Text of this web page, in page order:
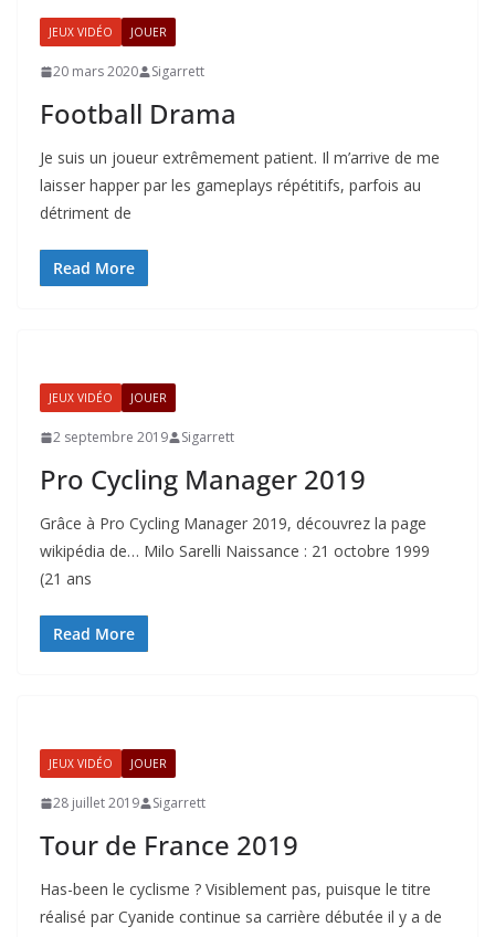
JEUX VIDÉO JOUER
20 mars 2020 Sigarrett
Football Drama
Je suis un joueur extrêmement patient. Il m’arrive de me
laisser happer par les gameplays répétitifs, parfois au
détriment de
Read More
JEUX VIDÉO JOUER
2 septembre 2019 Sigarrett
Pro Cycling Manager 2019
Grâce à Pro Cycling Manager 2019, découvrez la page
wikipédia de… Milo Sarelli Naissance : 21 octobre 1999
(21 ans
Read More
JEUX VIDÉO JOUER
28 juillet 2019 Sigarrett
Tour de France 2019
Has-been le cyclisme ? Visiblement pas, puisque le titre
réalisé par Cyanide continue sa carrière débutée il y a de